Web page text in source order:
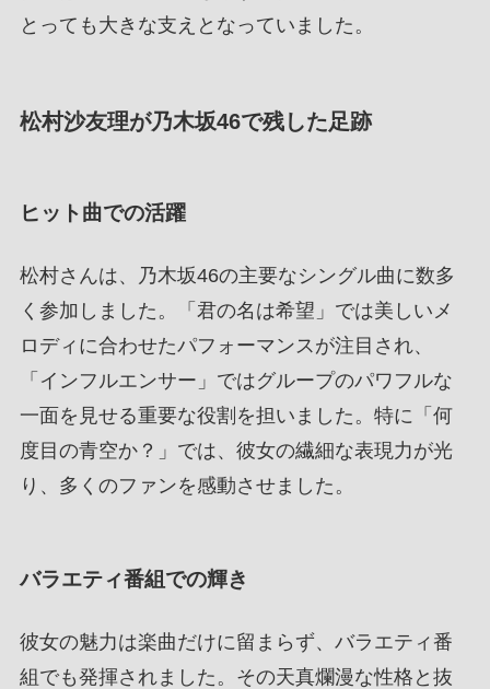
とっても大きな支えとなっていました。
松村沙友理が乃木坂46で残した足跡
ヒット曲での活躍
松村さんは、乃木坂46の主要なシングル曲に数多
く参加しました。「君の名は希望」では美しいメ
ロディに合わせたパフォーマンスが注目され、
「インフルエンサー」ではグループのパワフルな
一面を見せる重要な役割を担いました。特に「何
度目の青空か？」では、彼女の繊細な表現力が光
り、多くのファンを感動させました。
バラエティ番組での輝き
彼女の魅力は楽曲だけに留まらず、バラエティ番
組でも発揮されました。その天真爛漫な性格と抜